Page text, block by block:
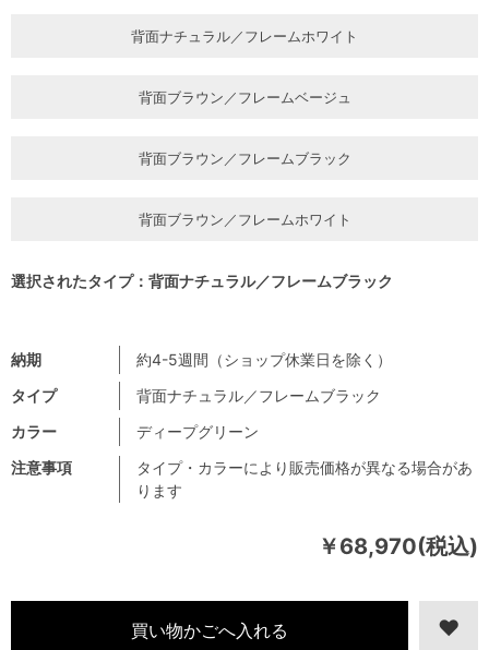
￥68,970(税込)
注意事項
タイプ・カラーにより販売価格が異なる場合があ
ります
納期
約4-5週間（ショップ休業日を除く）
タイプ
背面ナチュラル／フレームブラック
カラー
ディープグリーン
背面ナチュラル／フレームホワイト
背面ブラウン／フレームベージュ
背面ブラウン／フレームブラック
背面ブラウン／フレームホワイト
選択されたタイプ：背面ナチュラル／フレームブラック